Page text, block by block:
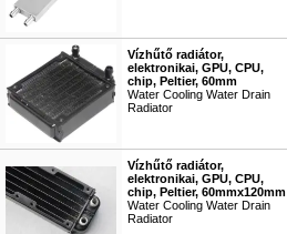
Vízhűtő radiátor,
elektronikai, GPU, CPU,
chip, Peltier, 60mm
Water Cooling Water Drain
Radiator
Vízhűtő radiátor,
elektronikai, GPU, CPU,
chip, Peltier, 60mmx120mm
Water Cooling Water Drain
Radiator